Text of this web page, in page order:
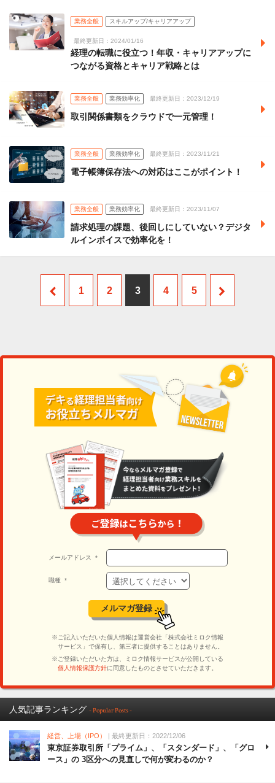
業務全般 スキルアップ/キャリアアップ
最終更新日：2024/01/16
経理の転職に役立つ！年収・キャリアアップに
つながる資格とキャリア戦略とは
業務全般 業務効率化 最終更新日：2023/12/19
取引関係書類をクラウドで一元管理！
業務全般 業務効率化 最終更新日：2023/11/21
電子帳簿保存法への対応はここがポイント！
業務全般 業務効率化 最終更新日：2023/11/07
請求処理の課題、後回しにしていない？デジタ
ルインボイスで効率化を！
1 2 3 4 5
人気記事ランキング - Popular Posts -
経営、上場（IPO） | 最終更新日：2022/12/06
東京証券取引所「プライム」、「スタンダード」、「グロ
ース」の 3区分への見直しで何が変わるのか？